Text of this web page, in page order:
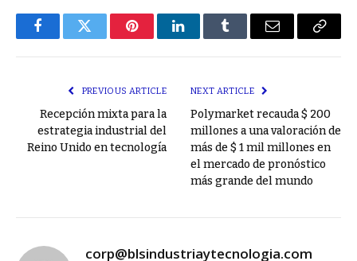
FacebookTwitter PinterestLinkedInTumblr Email
Copy
PREVIOUS ARTICLE
Recepción mixta para la
estrategia industrial del
Reino Unido en tecnología
NEXT ARTICLE
Polymarket recauda $ 200
millones a una valoración de
más de $ 1 mil millones en
el mercado de pronóstico
más grande del mundo
corp@blsindustriaytecnologia.com